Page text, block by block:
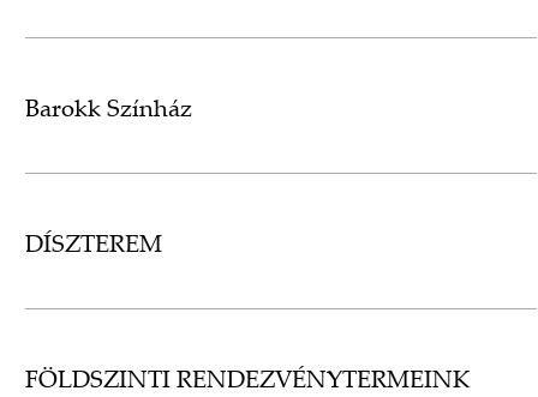
Barokk Színház
DÍSZTEREM
FÖLDSZINTI RENDEZVÉNYTERMEINK